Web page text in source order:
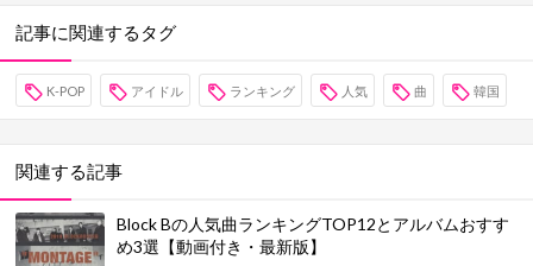
記事に関連するタグ
K-POP アイドル ランキング 人気 曲 韓国
関連する記事
Block Bの人気曲ランキングTOP12とアルバムおすす
め3選【動画付き・最新版】